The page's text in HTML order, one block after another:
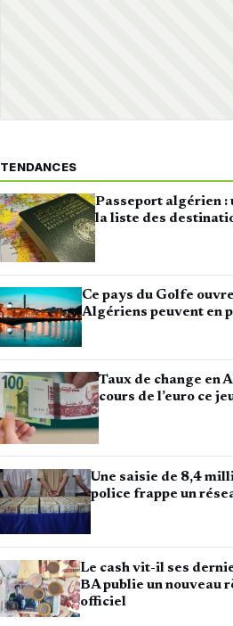
TENDANCES
Passeport algérien :
la liste des
Ce pays du Golfe
Algériens peuvent en
Taux de change en
cours de l’euro ce
Une saisie de 8,4
police frappe un
Le cash vit-il ses
BA publie un nouveau
officiel